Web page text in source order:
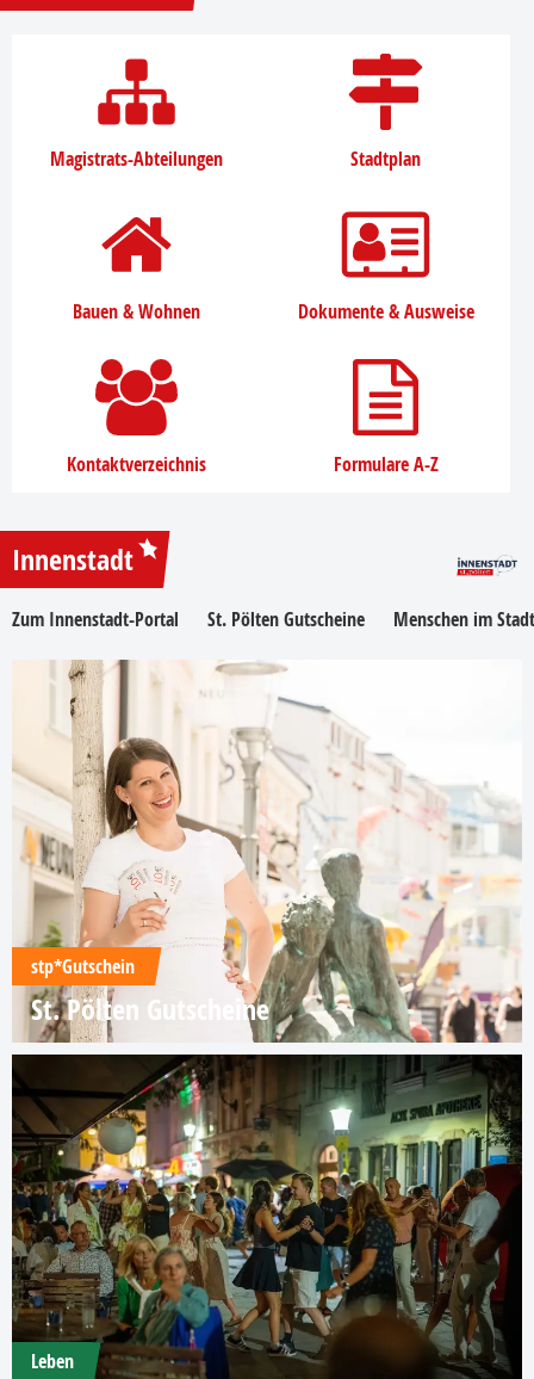
Magistrats-Abteilungen Stadtplan
Bauen & Wohnen Dokumente & Ausweise
Kontaktverzeichnis Formulare A-Z
Innenstadt
Zum Innenstadt-Portal St. Pölten Gutscheine Menschen im
stp*Gutschein
St. Pölten Gutscheine
Leben